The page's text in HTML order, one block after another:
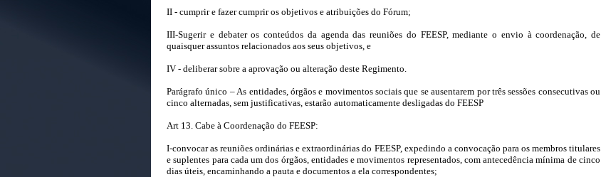
II - cumprir e fazer cumprir os objetivos e atribuições do Fórum;
III-Sugerir e debater os conteúdos da agenda das reuniões do FEESP, mediante o envio à coordenação, de
quaisquer assuntos relacionados aos seus objetivos, e
IV - deliberar sobre a aprovação ou alteração deste Regimento.
Parágrafo único – As entidades, órgãos e movimentos sociais que se ausentarem por três sessões consecutivas ou
cinco alternadas, sem justificativas, estarão automaticamente desligadas do FEESP
Art 13. Cabe à Coordenação do FEESP:
I-convocar as reuniões ordinárias e extraordinárias do FEESP, expedindo a convocação para os membros titulares
e suplentes para cada um dos órgãos, entidades e movimentos representados, com antecedência mínima de cinco
dias úteis, encaminhando a pauta e documentos a ela correspondentes;